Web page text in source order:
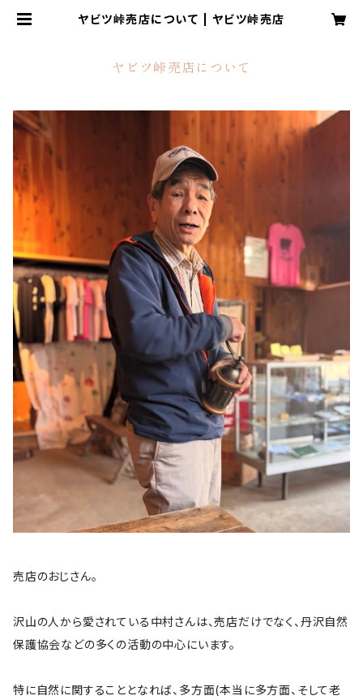
ヤビツ峠売店について | ヤビツ峠売店
ヤビツ峠売店について
売店のおじさん。
沢山の人から愛されている中村さんは、売店だけでなく、丹沢自然
保護協会などの多くの活動の中心にいます。
特に自然に関することとなれば、多方面(本当に多方面、そして老